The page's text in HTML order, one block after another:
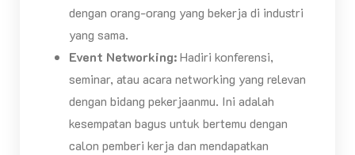
dengan orang-orang yang bekerja di industri
yang sama.
Event Networking:Hadiri konferensi,
seminar, atau acara networking yang relevan
dengan bidang pekerjaanmu. Ini adalah
kesempatan bagus untuk bertemu dengan
calon pemberi kerja dan mendapatkan